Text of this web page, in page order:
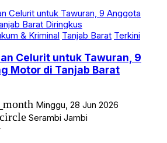
& Kriminal Tanjab Barat Terkini
Celurit untuk Tawuran, 9
Motor di Tanjab Barat
Minggu, 28 Jun 2026
Serambi Jambi